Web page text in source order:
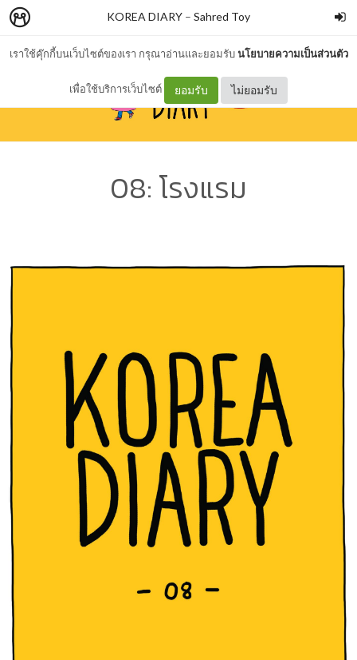
เราใช้คุ๊กกี้บนเว็บไซต์ของเรา กรุณาอ่านและยอมรับนโยบายความเป็นส่วนตัว
เพื่อใช้บริการเว็บไซต์ ยอมรับ ไม่ยอมรับ
KOREA DIARY – Sahred Toy
08: โรงแรม